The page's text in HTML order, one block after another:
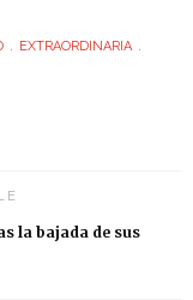
EXTRAORDINARIA
la bajada de sus